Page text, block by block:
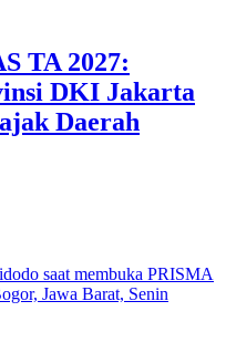
TA 2027:
DKI Jakarta
Daerah